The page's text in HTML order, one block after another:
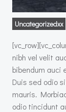
Uncategorizedxx
nibh vel velit
bibendum auci
Duis sed odio
mauris.
odio tincidunt